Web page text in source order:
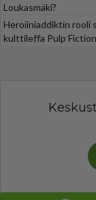
Loukasmäki?
Heroiiniaddiktin rooli
kulttileffa Pulp